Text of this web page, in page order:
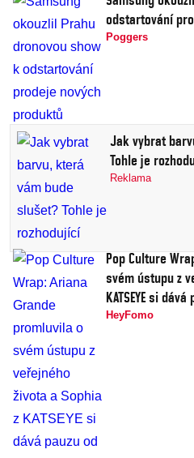
odstartování
Poggers
Jak vybrat
Tohle je
Reklama
Pop Culture
svém ústupu z
KATSEYE si
HeyFomo